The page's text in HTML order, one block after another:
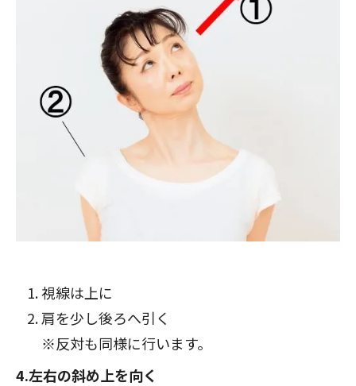
視線は上に
肩を少し後ろへ引く
※反対も同様に行います。
4.左右の斜め上を向く